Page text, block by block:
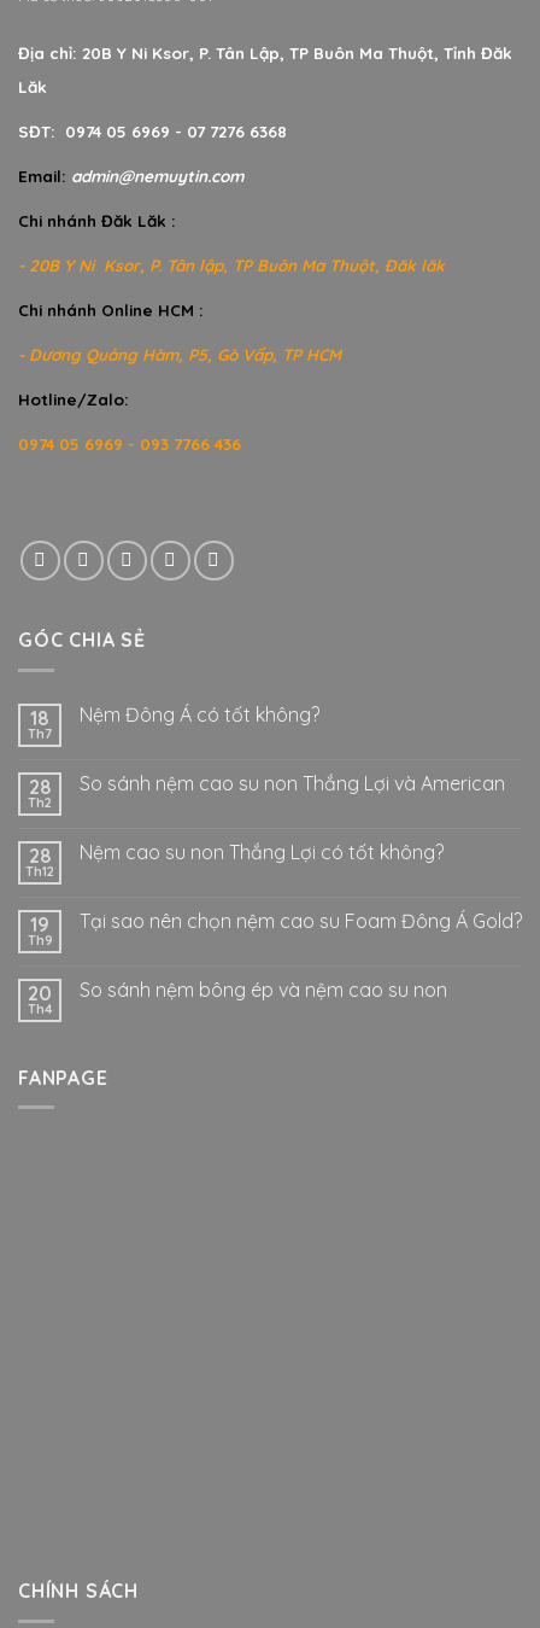
Địa chỉ: 20B Y Ni Ksor, P. Tân Lập, TP Buôn Ma Thuột, Tỉnh Đăk
Lăk
SĐT: 0974 05 6969 - 07 7276 6368
Email: admin@nemuytin.com
Chi nhánh Đăk Lăk :
- 20B Y Ni Ksor, P. Tân lập, TP Buôn Ma Thuột, Đăk lăk
Chi nhánh Online HCM :
- Dương Quảng Hàm, P5, Gò Vấp, TP HCM
Hotline/Zalo:
0974 05 6969 - 093 7766 436
GÓC CHIA SẺ
18
Th7
Nệm Đông Á có tốt không?
28
Th2
So sánh nệm cao su non Thắng Lợi và American
28
Th12
Nệm cao su non Thắng Lợi có tốt không?
19
Th9
Tại sao nên chọn nệm cao su Foam Đông Á Gold?
20
Th4
So sánh nệm bông ép và nệm cao su non
FANPAGE
CHÍNH SÁCH